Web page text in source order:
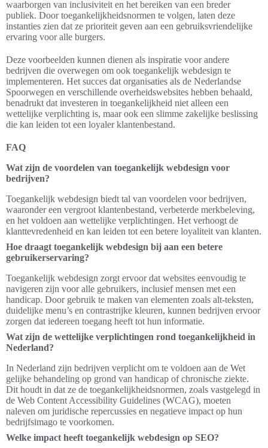
waarborgen van inclusiviteit en het bereiken van een breder
publiek. Door toegankelijkheidsnormen te volgen, laten deze
instanties zien dat ze prioriteit geven aan een gebruiksvriendelijke
ervaring voor alle burgers.
Deze voorbeelden kunnen dienen als inspiratie voor andere
bedrijven die overwegen om ook toegankelijk webdesign te
implementeren. Het succes dat organisaties als de Nederlandse
Spoorwegen en verschillende overheidswebsites hebben behaald,
benadrukt dat investeren in toegankelijkheid niet alleen een
wettelijke verplichting is, maar ook een slimme zakelijke beslissing
die kan leiden tot een loyaler klantenbestand.
FAQ
Wat zijn de voordelen van toegankelijk webdesign voor
bedrijven?
Toegankelijk webdesign biedt tal van voordelen voor bedrijven,
waaronder een vergroot klantenbestand, verbeterde merkbeleving,
en het voldoen aan wettelijke verplichtingen. Het verhoogt de
klanttevredenheid en kan leiden tot een betere loyaliteit van klanten.
Hoe draagt toegankelijk webdesign bij aan een betere
gebruikerservaring?
Toegankelijk webdesign zorgt ervoor dat websites eenvoudig te
navigeren zijn voor alle gebruikers, inclusief mensen met een
handicap. Door gebruik te maken van elementen zoals alt-teksten,
duidelijke menu’s en contrastrijke kleuren, kunnen bedrijven ervoor
zorgen dat iedereen toegang heeft tot hun informatie.
Wat zijn de wettelijke verplichtingen rond toegankelijkheid in
Nederland?
In Nederland zijn bedrijven verplicht om te voldoen aan de Wet
gelijke behandeling op grond van handicap of chronische ziekte.
Dit houdt in dat ze de toegankelijkheidsnormen, zoals vastgelegd in
de Web Content Accessibility Guidelines (WCAG), moeten
naleven om juridische repercussies en negatieve impact op hun
bedrijfsimago te voorkomen.
Welke impact heeft toegankelijk webdesign op SEO?